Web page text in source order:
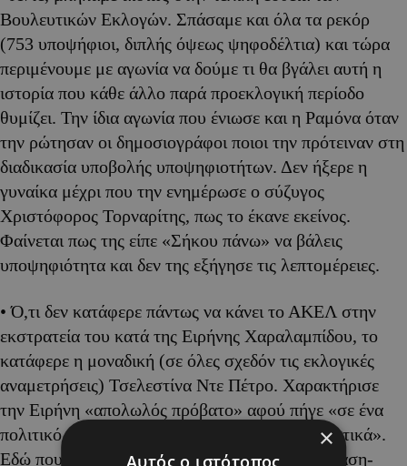
Βουλευτικών Εκλογών. Σπάσαμε και όλα τα ρεκόρ
(753 υποψήφιοι, διπλής όψεως ψηφοδέλτια) και τώρα
περιμένουμε με αγωνία να δούμε τι θα βγάλει αυτή η
ιστορία που κάθε άλλο παρά προεκλογική περίοδο
θυμίζει. Την ίδια αγωνία που ένιωσε και η Ραμόνα όταν
την ρώτησαν οι δημοσιογράφοι ποιοι την πρότειναν στη
διαδικασία υποβολής υποψηφιοτήτων. Δεν ήξερε η
γυναίκα μέχρι που την ενημέρωσε ο σύζυγος
Χριστόφορος Τορναρίτης, πως το έκανε εκείνος.
Φαίνεται πως της είπε «Σήκου πάνω» να βάλεις
υποψηφιότητα και δεν της εξήγησε τις λεπτομέρειες.
• Ό,τι δεν κατάφερε πάντως να κάνει το ΑΚΕΛ στην
εκστρατεία του κατά της Ειρήνης Χαραλαμπίδου, το
κατάφερε η μοναδική (σε όλες σχεδόν τις εκλογικές
αναμετρήσεις) Τσελεστίνα Ντε Πέτρο. Χαρακτήρισε
την Ειρήνη «απολωλός πρόβατο» αφού πήγε «σε ένα
πολιτικό σχηματισμό με ακροδεξιά χαρακτηριστικά».
Εδώ που τα λέμε, άλλο «Ακροαριστερή Αντίσταση-
×
Αυτός ο ιστότοπος